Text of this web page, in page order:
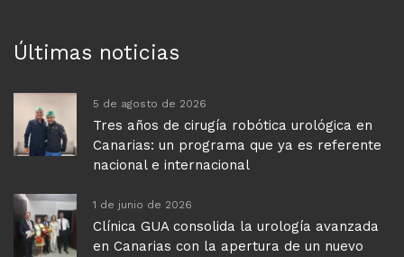
Últimas noticias
5 de agosto de 2026
Tres años de cirugía robótica urológica en
Canarias: un programa que ya es referente
nacional e internacional
1 de junio de 2026
Clínica GUA consolida la urología avanzada
en Canarias con la apertura de un nuevo